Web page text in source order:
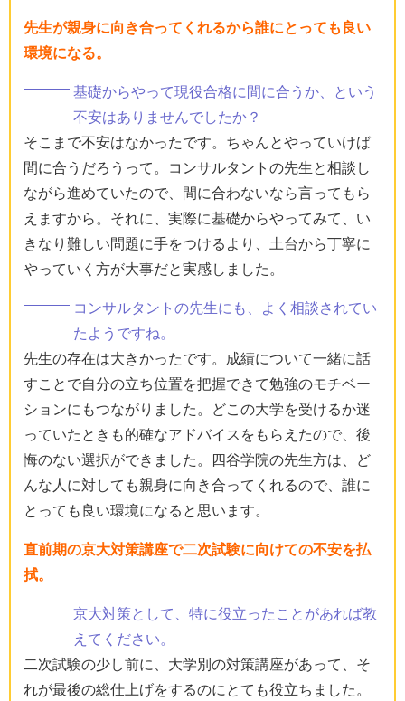
先生が親身に向き合ってくれるから誰にとっても良い
環境になる。
基礎からやって現役合格に間に合うか、という
不安はありませんでしたか？
そこまで不安はなかったです。ちゃんとやっていけば
間に合うだろうって。コンサルタントの先生と相談し
ながら進めていたので、間に合わないなら言ってもら
えますから。それに、実際に基礎からやってみて、い
きなり難しい問題に手をつけるより、土台から丁寧に
やっていく方が大事だと実感しました。
コンサルタントの先生にも、よく相談されてい
たようですね。
先生の存在は大きかったです。成績について一緒に話
すことで自分の立ち位置を把握できて勉強のモチベー
ションにもつながりました。どこの大学を受けるか迷
っていたときも的確なアドバイスをもらえたので、後
悔のない選択ができました。四谷学院の先生方は、ど
んな人に対しても親身に向き合ってくれるので、誰に
とっても良い環境になると思います。
直前期の京大対策講座で二次試験に向けての不安を払
拭。
京大対策として、特に役立ったことがあれば教
えてください。
二次試験の少し前に、大学別の対策講座があって、そ
れが最後の総仕上げをするのにとても役立ちました。